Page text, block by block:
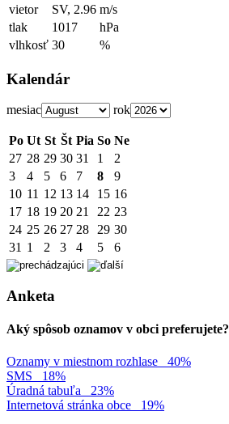
vietor
SV, 2.96 m/s
tlak
1017
hPa
vlhkosť 30 %
Kalendár
mesiac rok
Po Ut St Št Pia So Ne
27 28 29 30 31 1
2
3
4 5 6 7 8
9
10 11 12 13 14 15 16
17 18 19 20 21 22 23
24 25 26 27 28 29 30
31 1 2 3 4 5 6
Anketa
Aký spôsob oznamov v obci preferujete?
Oznamy v miestnom rozhlase
40%
SMS
18%
Úradná tabuľa
23%
Internetová stránka obce
19%